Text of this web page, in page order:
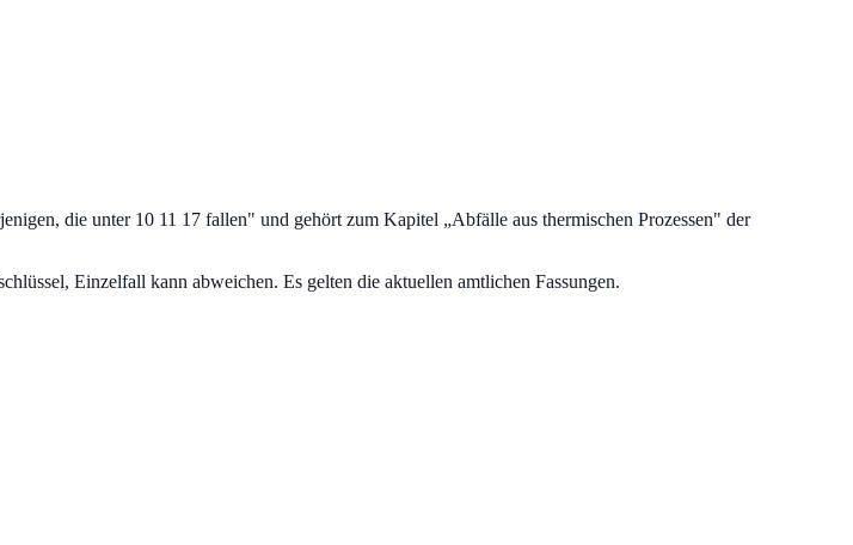
die unter 10 11 17 fallen" und gehört zum Kapitel „Abfälle aus thermischen Prozessen" der
Einzelfall kann abweichen. Es gelten die aktuellen amtlichen Fassungen.